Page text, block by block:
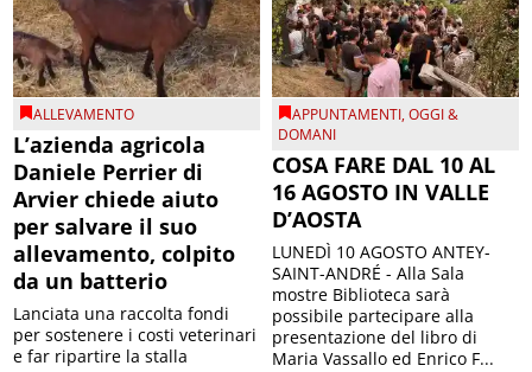
ALLEVAMENTO
L’azienda agricola
Daniele Perrier di
Arvier chiede aiuto
per salvare il suo
allevamento, colpito
da un batterio
Lanciata una raccolta fondi
per sostenere i costi veterinari
e far ripartire la stalla
APPUNTAMENTI,OGGI &
DOMANI
COSA FARE DAL 10 AL
16 AGOSTO IN VALLE
D’AOSTA
LUNEDÌ 10 AGOSTO ANTEY-
SAINT-ANDRÉ - Alla Sala
mostre Biblioteca sarà
possibile partecipare alla
presentazione del libro di
Maria Vassallo ed Enrico F...